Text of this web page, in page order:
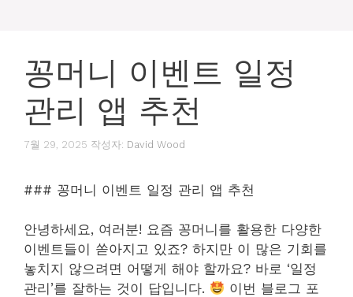
꽁머니 이벤트 일정
관리 앱 추천
7월 29, 2025 작성자: David Wood
### 꽁머니 이벤트 일정 관리 앱 추천
안녕하세요, 여러분! 요즘 꽁머니를 활용한 다양한
이벤트들이 쏟아지고 있죠? 하지만 이 많은 기회를
놓치지 않으려면 어떻게 해야 할까요? 바로 ‘일정
관리’를 잘하는 것이 답입니다.
이번 블로그 포